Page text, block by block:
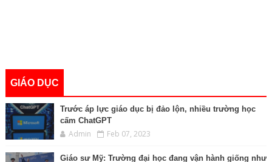
GIÁO DỤC
Trước áp lực giáo dục bị đảo lộn, nhiều trường học
cấm ChatGPT
Admin Feb 07, 2023
Giáo sư Mỹ: Trường đại học đang vận hành giống như